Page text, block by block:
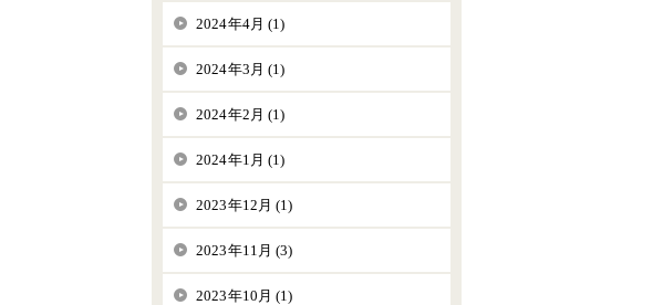
2024年4月 (1)
2024年3月 (1)
2024年2月 (1)
2024年1月 (1)
2023年12月 (1)
2023年11月 (3)
2023年10月 (1)